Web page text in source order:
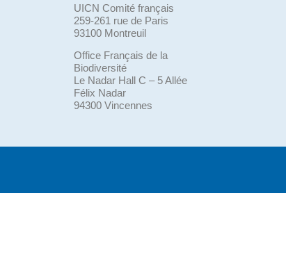
UICN Comité français
259-261 rue de Paris
93100 Montreuil
Office Français de la
Biodiversité
Le Nadar Hall C – 5 Allée
Félix Nadar
94300 Vincennes